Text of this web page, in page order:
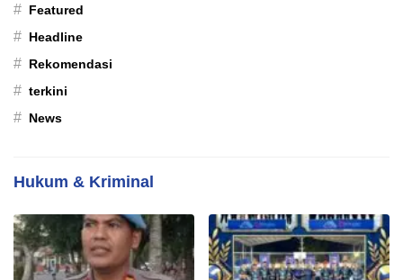
# Featured
# Headline
# Rekomendasi
# terkini
# News
Hukum & Kriminal